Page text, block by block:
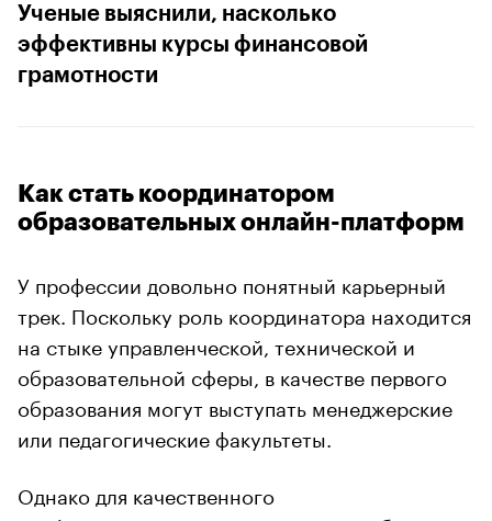
Ученые выяснили, насколько
эффективны курсы финансовой
грамотности
Как стать координатором
образовательных онлайн-платформ
У профессии довольно понятный карьерный
трек. Поскольку роль координатора находится
на стыке управленческой, технической и
образовательной сферы, в качестве первого
образования могут выступать менеджерские
или педагогические факультеты.
Однако для качественного